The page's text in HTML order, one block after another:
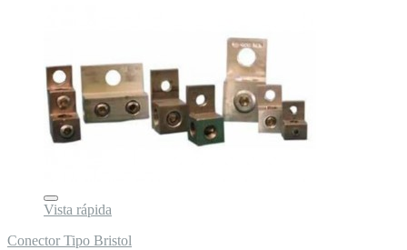
Vista rápida
Conector Tipo Bristol